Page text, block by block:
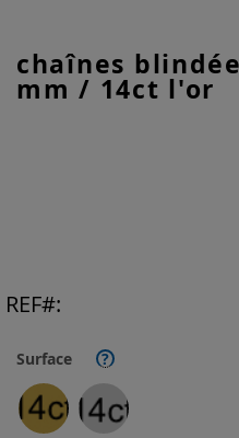
chaînes
mm / 14ct l'or
Surface ?
REF
to
the
beginning